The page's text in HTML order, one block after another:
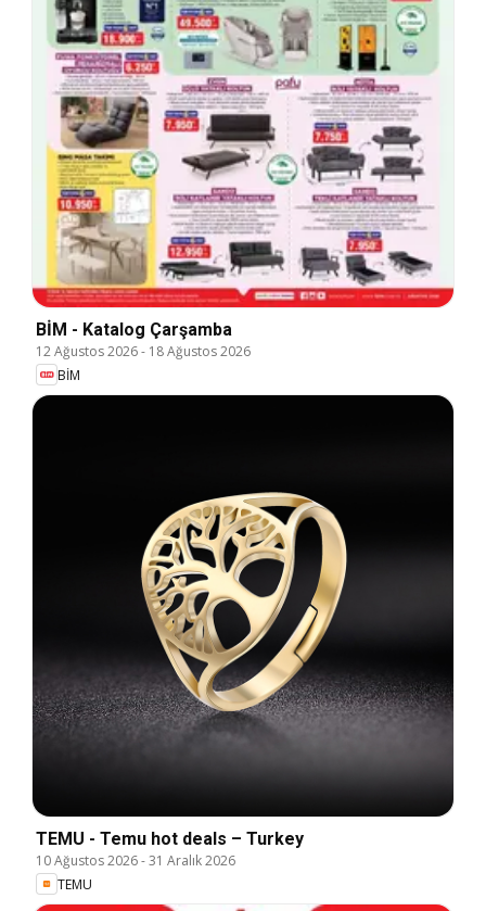
BİM - Katalog Çarşamba
12 Ağustos 2026- 18 Ağustos 2026
BİM
TEMU - Temu hot deals – Turkey
10 Ağustos 2026-31 Aralık 2026
TEMU